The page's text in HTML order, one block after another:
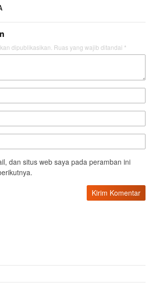
dipublikasikan. Ruas yang wajib ditandai *
dan situs web saya pada peramban ini